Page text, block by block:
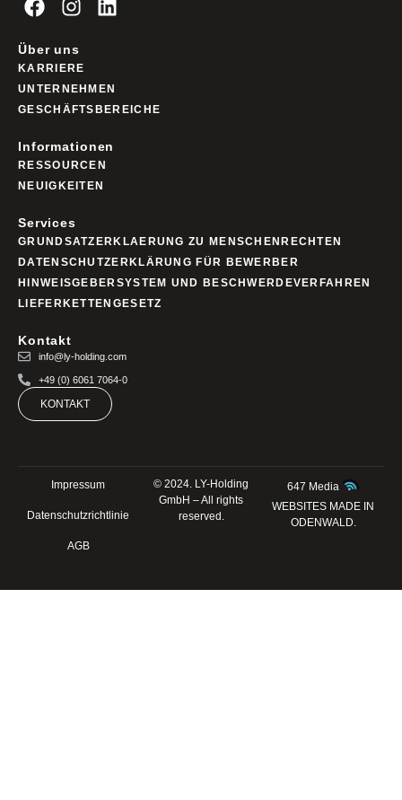
Über uns
KARRIERE
UNTERNEHMEN
GESCHÄFTSBEREICHE
Informationen
RESSOURCEN
NEUIGKEITEN
Services
GRUNDSATZERKLAERUNG ZU MENSCHENRECHTEN
DATENSCHUTZERKLÄRUNG FÜR BEWERBER
HINWEISGEBERSYSTEM UND BESCHWERDEVERFAHREN
LIEFERKETTENGESETZ
Kontakt
info@ly-holding.com
+49 (0) 6061 7064-0
KONTAKT
Impressum
Datenschutzrichtlinie
AGB
© 2024. LY-Holding
GmbH – All rights
reserved.
647 Media
WEBSITES MADE IN
ODENWALD.